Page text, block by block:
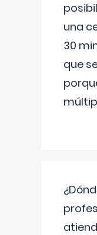
una
30
que